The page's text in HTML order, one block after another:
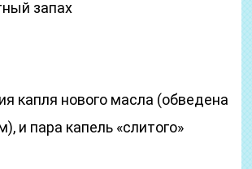
запах
капля нового масла (обведена
и пара капель «слитого»